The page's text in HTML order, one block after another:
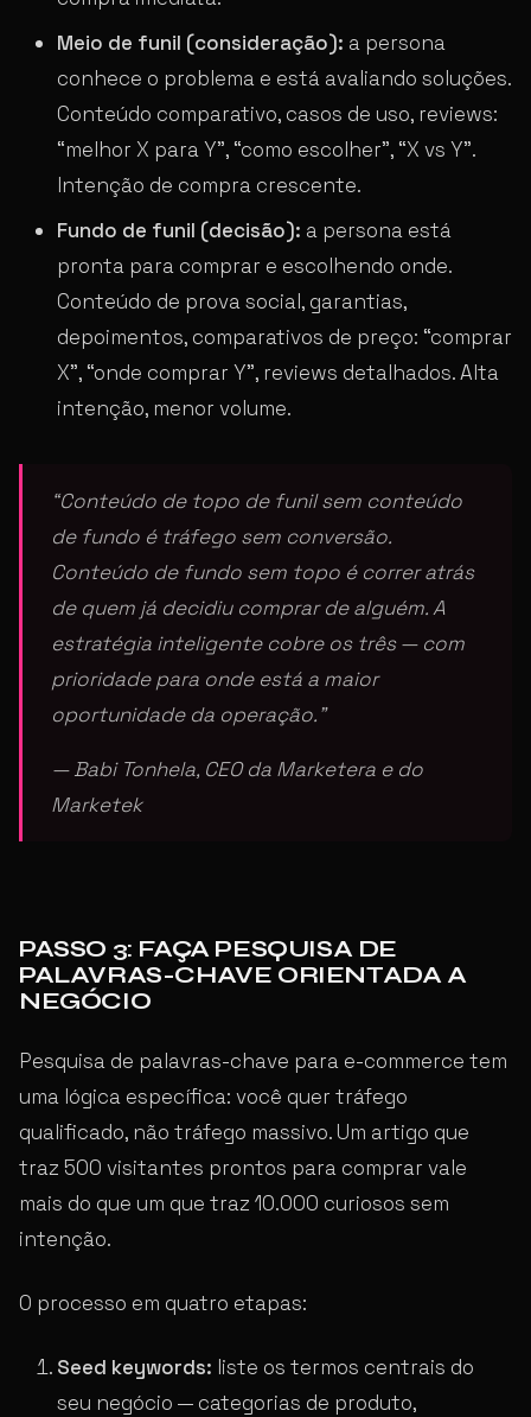
Meio de funil (consideração): a persona
conhece o problema e está avaliando soluções.
Conteúdo comparativo, casos de uso, reviews:
“melhor X para Y”, “como escolher”, “X vs Y”.
Intenção de compra crescente.
Fundo de funil (decisão): a persona está
pronta para comprar e escolhendo onde.
Conteúdo de prova social, garantias,
depoimentos, comparativos de preço: “comprar
X”, “onde comprar Y”, reviews detalhados. Alta
intenção, menor volume.
“Conteúdo de topo de funil sem conteúdo
de fundo é tráfego sem conversão.
Conteúdo de fundo sem topo é correr atrás
de quem já decidiu comprar de alguém. A
estratégia inteligente cobre os três — com
prioridade para onde está a maior
oportunidade da operação.”
— Babi Tonhela, CEO da Marketera e do
Marketek
PASSO 3: FAÇA PESQUISA DE
PALAVRAS-CHAVE ORIENTADA A
NEGÓCIO
Pesquisa de palavras-chave para e-commerce tem
uma lógica específica: você quer tráfego
qualificado, não tráfego massivo. Um artigo que
traz 500 visitantes prontos para comprar vale
mais do que um que traz 10.000 curiosos sem
intenção.
O processo em quatro etapas:
Seed keywords: liste os termos centrais do
seu negócio — categorias de produto,